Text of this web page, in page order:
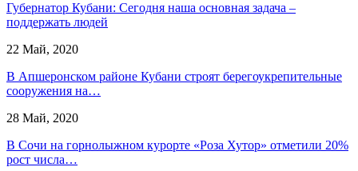
Губернатор Кубани: Сегодня наша основная задача –
поддержать людей
22 Май, 2020
В Апшеронском районе Кубани строят берегоукрепительные
сооружения на…
28 Май, 2020
В Сочи на горнолыжном курорте «Роза Хутор» отметили 20%
рост числа…